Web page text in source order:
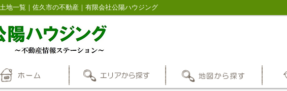
地一覧｜佐久市の不動産｜有限会社公陽ハウジング